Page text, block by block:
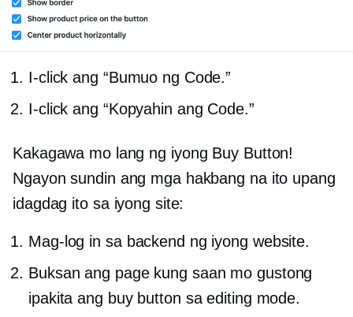
I-click ang “Bumuo ng Code.”
I-click ang “Kopyahin ang Code.”
Kakagawa mo lang ng iyong Buy Button!
Ngayon sundin ang mga hakbang na ito upang
idagdag ito sa iyong site:
Mag-log in sa backend ng iyong website.
Buksan ang page kung saan mo gustong
ipakita ang buy button sa editing mode.